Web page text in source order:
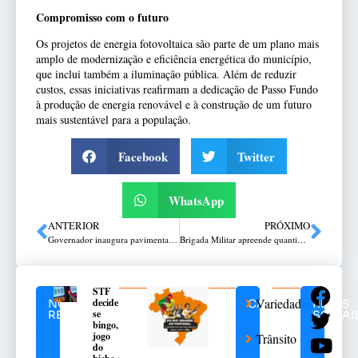
Compromisso com o futuro
Os projetos de energia fotovoltaica são parte de um plano mais
amplo de modernização e eficiência energética do município,
que inclui também a iluminação pública. Além de reduzir
custos, essas iniciativas reafirmam a dedicação de Passo Fundo
à produção de energia renovável e à construção de um futuro
mais sustentável para a população.
Facebook Twitter
WhatsApp
ANTERIOR
Governador inaugura pavimentação do acesso municipal de Cruzaltense
PRÓXIMO
Brigada Militar apreende quantidade significativa de drogas e dois são presos em Guaporé
NOTÍCIAS
RELACIONADAS
STF
decide
se
bingo,
jogo
do
CATEGORIAS
Variedades
Trânsito
REDES